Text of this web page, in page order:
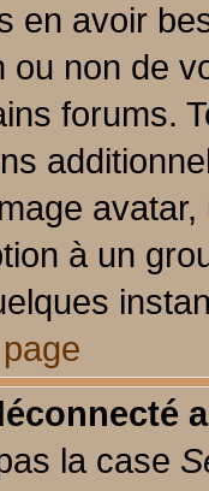
en avoir
ou non de
forums.
à un
la case